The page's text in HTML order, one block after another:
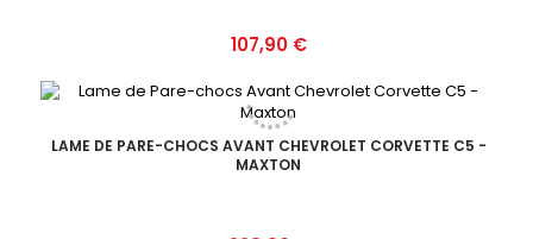
Prix
107,90 €
LAME DE PARE-CHOCS AVANT CHEVROLET CORVETTE C5 -
MAXTON